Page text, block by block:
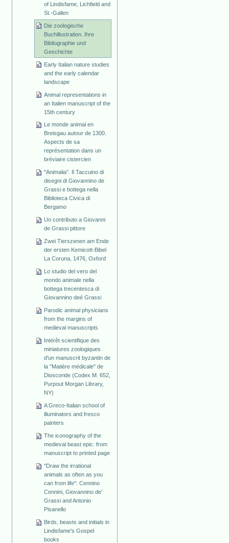
of Lindisfame, Lichfield and
St.-Gallen
Die zoologische
Buchillustration. Ihre
Bibliographie und
Geschichte
Early Italian nature studies
and the early calendar
landscape
Animal representations in
an Italien manuscript of the
15th century
Le monde animal en
Breisgau autour de 1300.
Aspects de sa
représentation dans un
bréviaire cistercien
"Animalia". Il Taccuino di
disegni di Giovannino de
Grassi e bottega nella
Biblioteca Civica di
Bergamo
Un contributo a Giovanni
de Grassi pittore
Zwei Tierszenen am Ende
der ersten Kemicott-Bibel
La Coruna, 1476, Oxford
Lo studio del vero del
mondo animale nella
bottega trecentesca di
Giovannino deé Grassi
Parodic animal physicians
from the margins of
medieval manuscripts
Intérêt scientifique des
miniatures zoologiques
d'un manuscrit byzantin de
la "Matière médicale" de
Dioscoride (Codex M. 652,
Purpout Morgan Library,
NY)
A Greco-Italian school of
illuminators and fresco
painters
The iconography of the
medieval beast epic: from
manuscript to printed page
"Draw the irrational
animals as often as you
can from life": Cennino
Cennini, Giovannino de'
Grassi and Antonio
Pisanello
Birds, beasts and initials in
Lindisfame's Gospel
books